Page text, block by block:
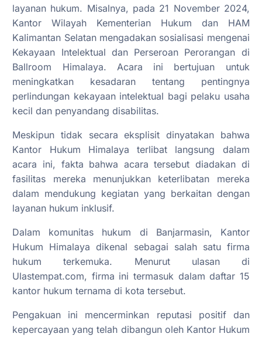
layanan hukum. Misalnya, pada 21 November 2024,
Kantor Wilayah Kementerian Hukum dan HAM
Kalimantan Selatan mengadakan sosialisasi mengenai
Kekayaan Intelektual dan Perseroan Perorangan di
Ballroom Himalaya. Acara ini bertujuan untuk
meningkatkan kesadaran tentang pentingnya
perlindungan kekayaan intelektual bagi pelaku usaha
kecil dan penyandang disabilitas.
Meskipun tidak secara eksplisit dinyatakan bahwa
Kantor Hukum Himalaya terlibat langsung dalam
acara ini, fakta bahwa acara tersebut diadakan di
fasilitas mereka menunjukkan keterlibatan mereka
dalam mendukung kegiatan yang berkaitan dengan
layanan hukum inklusif.
Dalam komunitas hukum di Banjarmasin, Kantor
Hukum Himalaya dikenal sebagai salah satu firma
hukum terkemuka. Menurut ulasan di
Ulastempat.com, firma ini termasuk dalam daftar 15
kantor hukum ternama di kota tersebut.
Pengakuan ini mencerminkan reputasi positif dan
kepercayaan yang telah dibangun oleh Kantor Hukum